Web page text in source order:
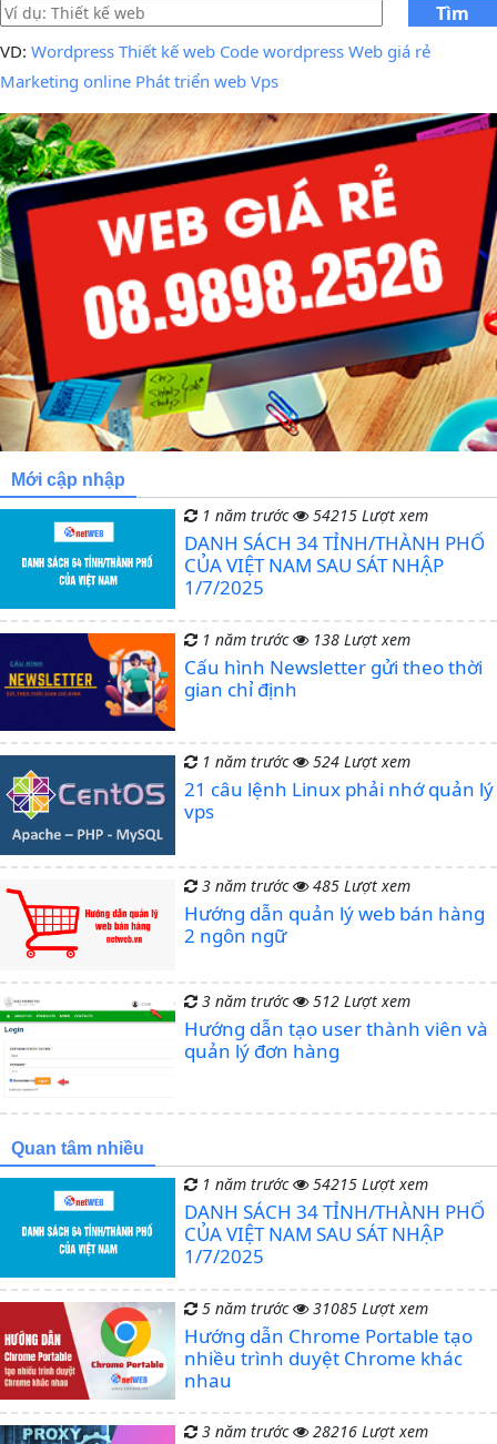
Tìm
VD: Wordpress Thiết kế web Code wordpress Web giá rẻ
Marketing online Phát triển web Vps
Mới cập nhập
1 năm trước 54215 Lượt xem
DANH SÁCH 34 TỈNH/THÀNH PHỐ
CỦA VIỆT NAM SAU SÁT NHẬP
1/7/2025
1 năm trước 138 Lượt xem
Cấu hình Newsletter gửi theo thời
gian chỉ định
1 năm trước 524 Lượt xem
21 câu lệnh Linux phải nhớ quản lý
vps
3 năm trước 485 Lượt xem
Hướng dẫn quản lý web bán hàng
2 ngôn ngữ
3 năm trước 512 Lượt xem
Hướng dẫn tạo user thành viên và
quản lý đơn hàng
Quan tâm nhiều
1 năm trước 54215 Lượt xem
DANH SÁCH 34 TỈNH/THÀNH PHỐ
CỦA VIỆT NAM SAU SÁT NHẬP
1/7/2025
5 năm trước 31085 Lượt xem
Hướng dẫn Chrome Portable tạo
nhiều trình duyệt Chrome khác
nhau
3 năm trước 28216 Lượt xem